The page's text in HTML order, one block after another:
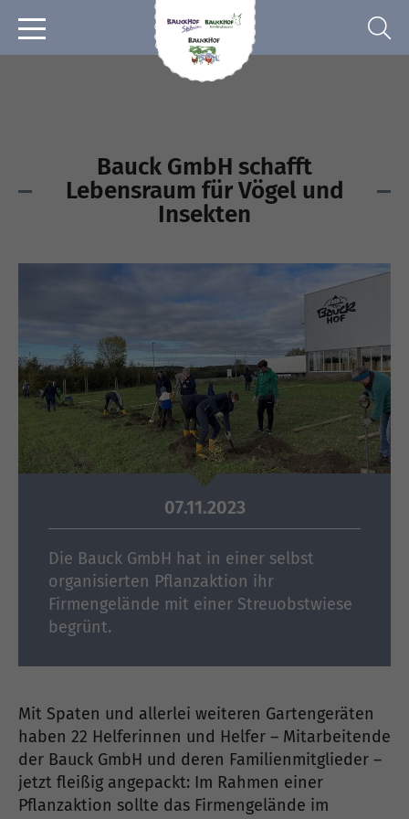
Bauck GmbH schafft
Lebensraum für Vögel und
Insekten
07.11.2023
Die Bauck GmbH hat in einer selbst
organisierten Pflanzaktion ihr
Firmengelände mit einer Streuobstwiese
begrünt.
Mit Spaten und allerlei weiteren Gartengeräten
haben 22 Helferinnen und Helfer – Mitarbeitende
der Bauck GmbH und deren Familienmitglieder –
jetzt fleißig angepackt: Im Rahmen einer
Pflanzaktion sollte das Firmengelände im